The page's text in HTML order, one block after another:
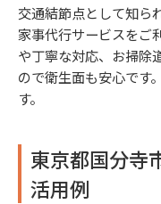
交通結節点として知ら
家事代行サービスをご
や丁寧な対応、お掃除
ので衛生面も安心です
す。
東京都国分寺
活用例